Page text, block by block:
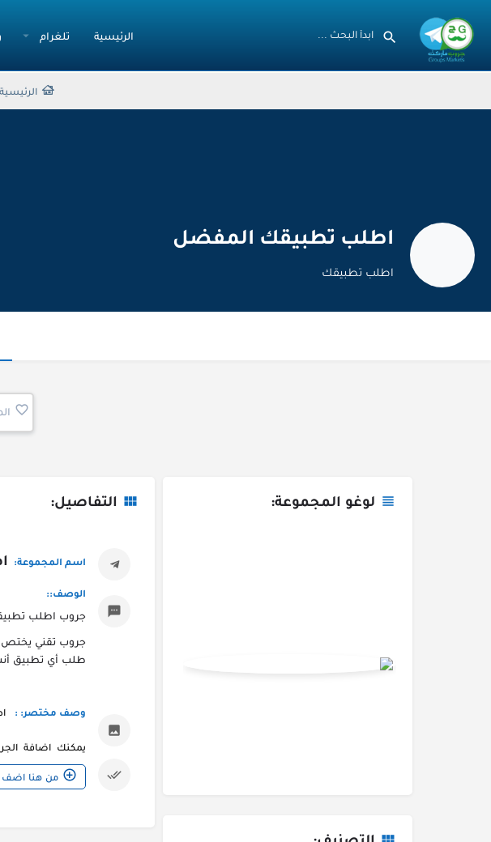
الرئيسية تلغرام
الرئيسية
اطلب تطبيقك المفضل
اطلب تطبيقك
لوغو المجموعة: التفاصيل:
اسم المجموعة:
الوصف::
جروب اطلب
جروب تقني يختص
طلب أي تطبيق
وصف مختصر: :
يمكنك اضافة
من هنا